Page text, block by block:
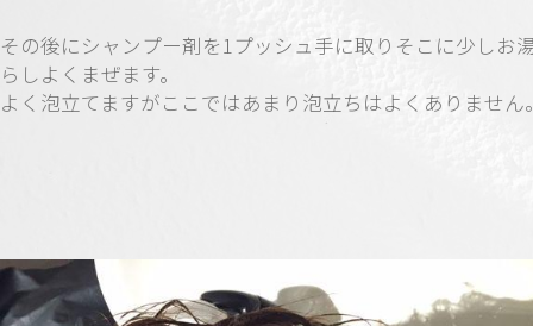
その後にシャンプー剤を1プッシュ手に取りそこに少しお
らしよくまぜます。
よく泡立てますがここではあまり泡立ちはよくありません